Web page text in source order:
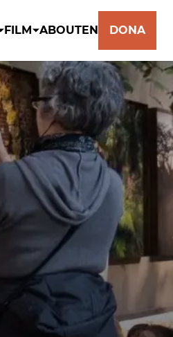
FILM ABOUTEN DONA